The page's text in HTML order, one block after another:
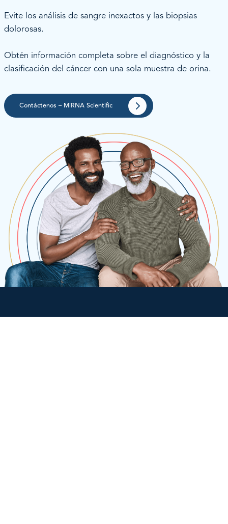
Evite los análisis de sangre inexactos y las biopsias
dolorosas.
Obtén información completa sobre el diagnóstico y la
clasificación del cáncer con una sola muestra de orina.
Contáctenos – MiRNA Scientific